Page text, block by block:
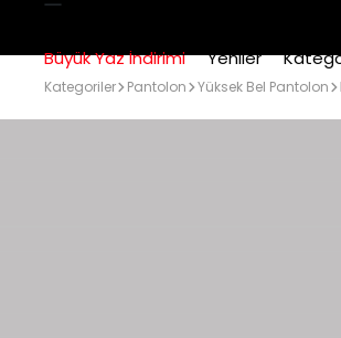
Büyük Yaz İndirimi Yeniler
Kategoriler Pantolon Yüksek Bel Pantolon